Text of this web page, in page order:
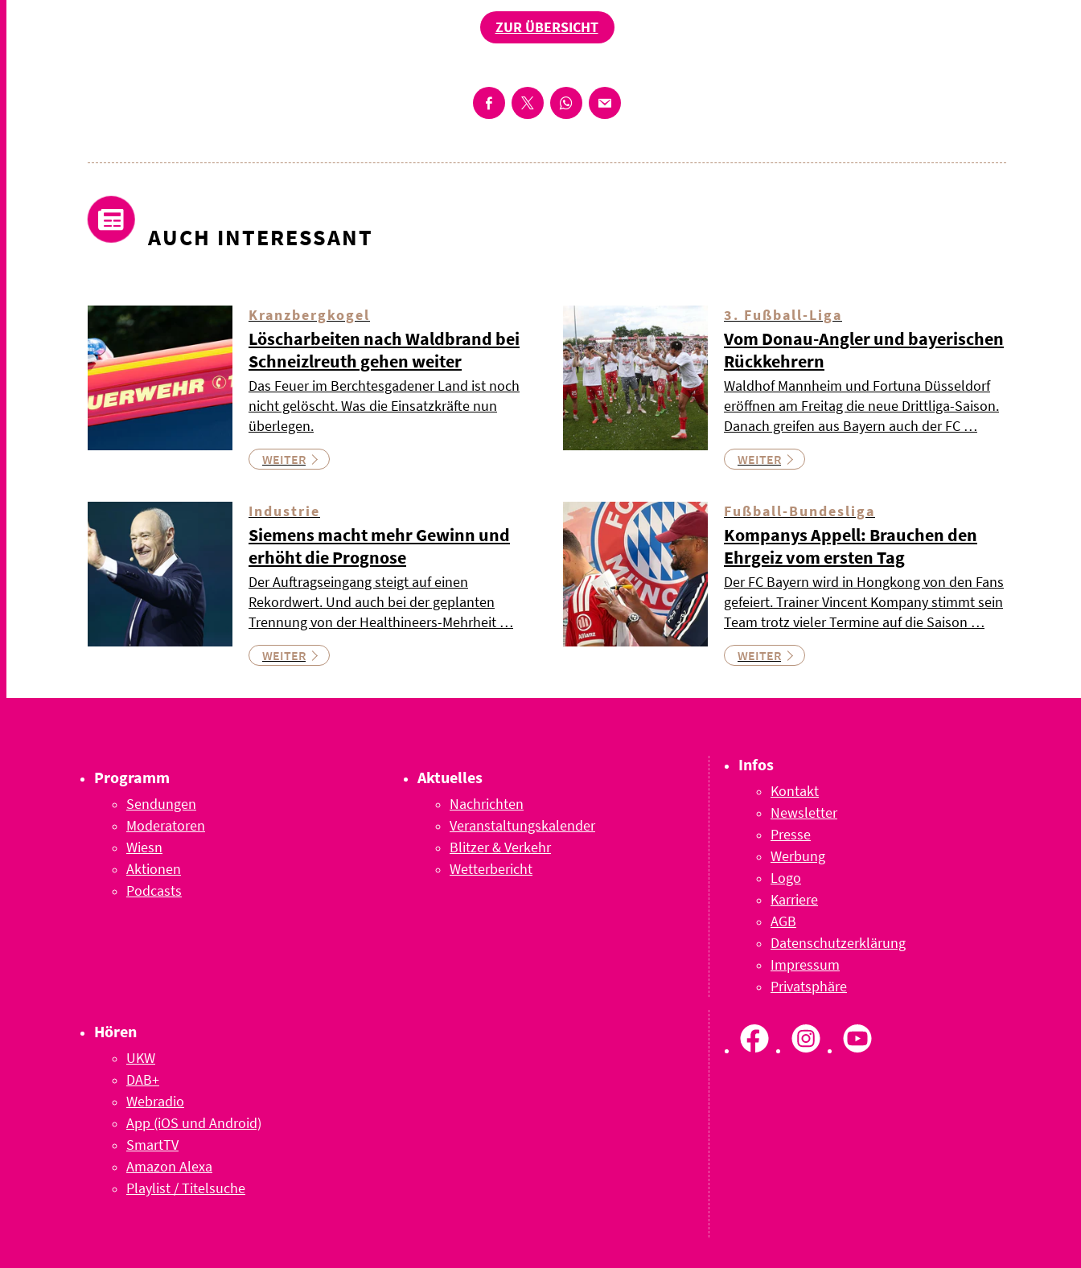
ZUR ÜBERSICHT
AUCH INTERESSANT
Kranzbergkogel
Löscharbeiten nach Waldbrand bei
Schneizlreuth gehen weiter
Das Feuer im Berchtesgadener Land ist noch
nicht gelöscht. Was die Einsatzkräfte nun
überlegen.
WEITER
3. Fußball-Liga
Vom Donau-Angler und bayerischen
Rückkehrern
Waldhof Mannheim und Fortuna Düsseldorf
eröffnen am Freitag die neue Drittliga-Saison.
Danach greifen aus Bayern auch der FC …
WEITER
Industrie
Siemens macht mehr Gewinn und
erhöht die Prognose
Der Auftragseingang steigt auf einen
Rekordwert. Und auch bei der geplanten
Trennung von der Healthineers-Mehrheit …
WEITER
Fußball-Bundesliga
Kompanys Appell: Brauchen den
Ehrgeiz vom ersten Tag
Der FC Bayern wird in Hongkong von den Fans
gefeiert. Trainer Vincent Kompany stimmt sein
Team trotz vieler Termine auf die Saison …
WEITER
Programm
Sendungen
Moderatoren
Wiesn
Aktionen
Podcasts
Aktuelles
Nachrichten
Veranstaltungskalender
Blitzer & Verkehr
Wetterbericht
Hören
UKW
DAB+
Webradio
App (iOS und Android)
SmartTV
Amazon Alexa
Playlist / Titelsuche
Infos
Kontakt
Newsletter
Presse
Werbung
Logo
Karriere
AGB
Datenschutzerklärung
Impressum
Privatsphäre